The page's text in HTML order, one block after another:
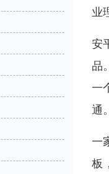
业
安
品
一
通
一
板